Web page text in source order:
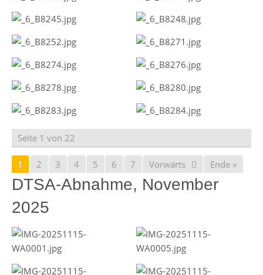
Seite 1 von 22
1 2 3 4 5 6 7 Vorwärts Ende »
DTSA-Abnahme, November
2025